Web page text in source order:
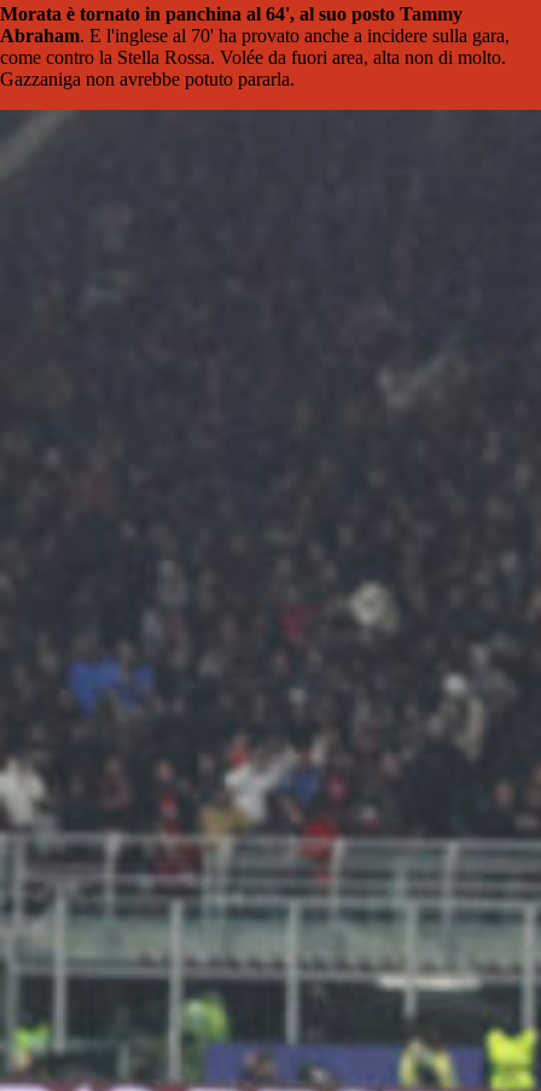
Morata è tornato in panchina al 64', al suo posto Tammy
Abraham. E l'inglese al 70' ha provato anche a incidere sulla gara,
come contro la Stella Rossa. Volée da fuori area, alta non di molto.
Gazzaniga non avrebbe potuto pararla.